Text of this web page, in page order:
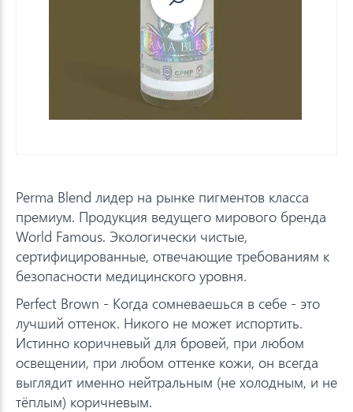
Perma Blend лидер на рынке пигментов класса
премиум. Продукция ведущего мирового бренда
World Famous. Экологически чистые,
сертифицированные, отвечающие требованиям к
безопасности медицинского уровня.
Perfect Brown - Когда сомневаешься в себе - это
лучший оттенок. Никого не может испортить.
Истинно коричневый для бровей, при любом
освещении, при любом оттенке кожи, он всегда
выглядит именно нейтральным (не холодным, и не
тёплым) коричневым.